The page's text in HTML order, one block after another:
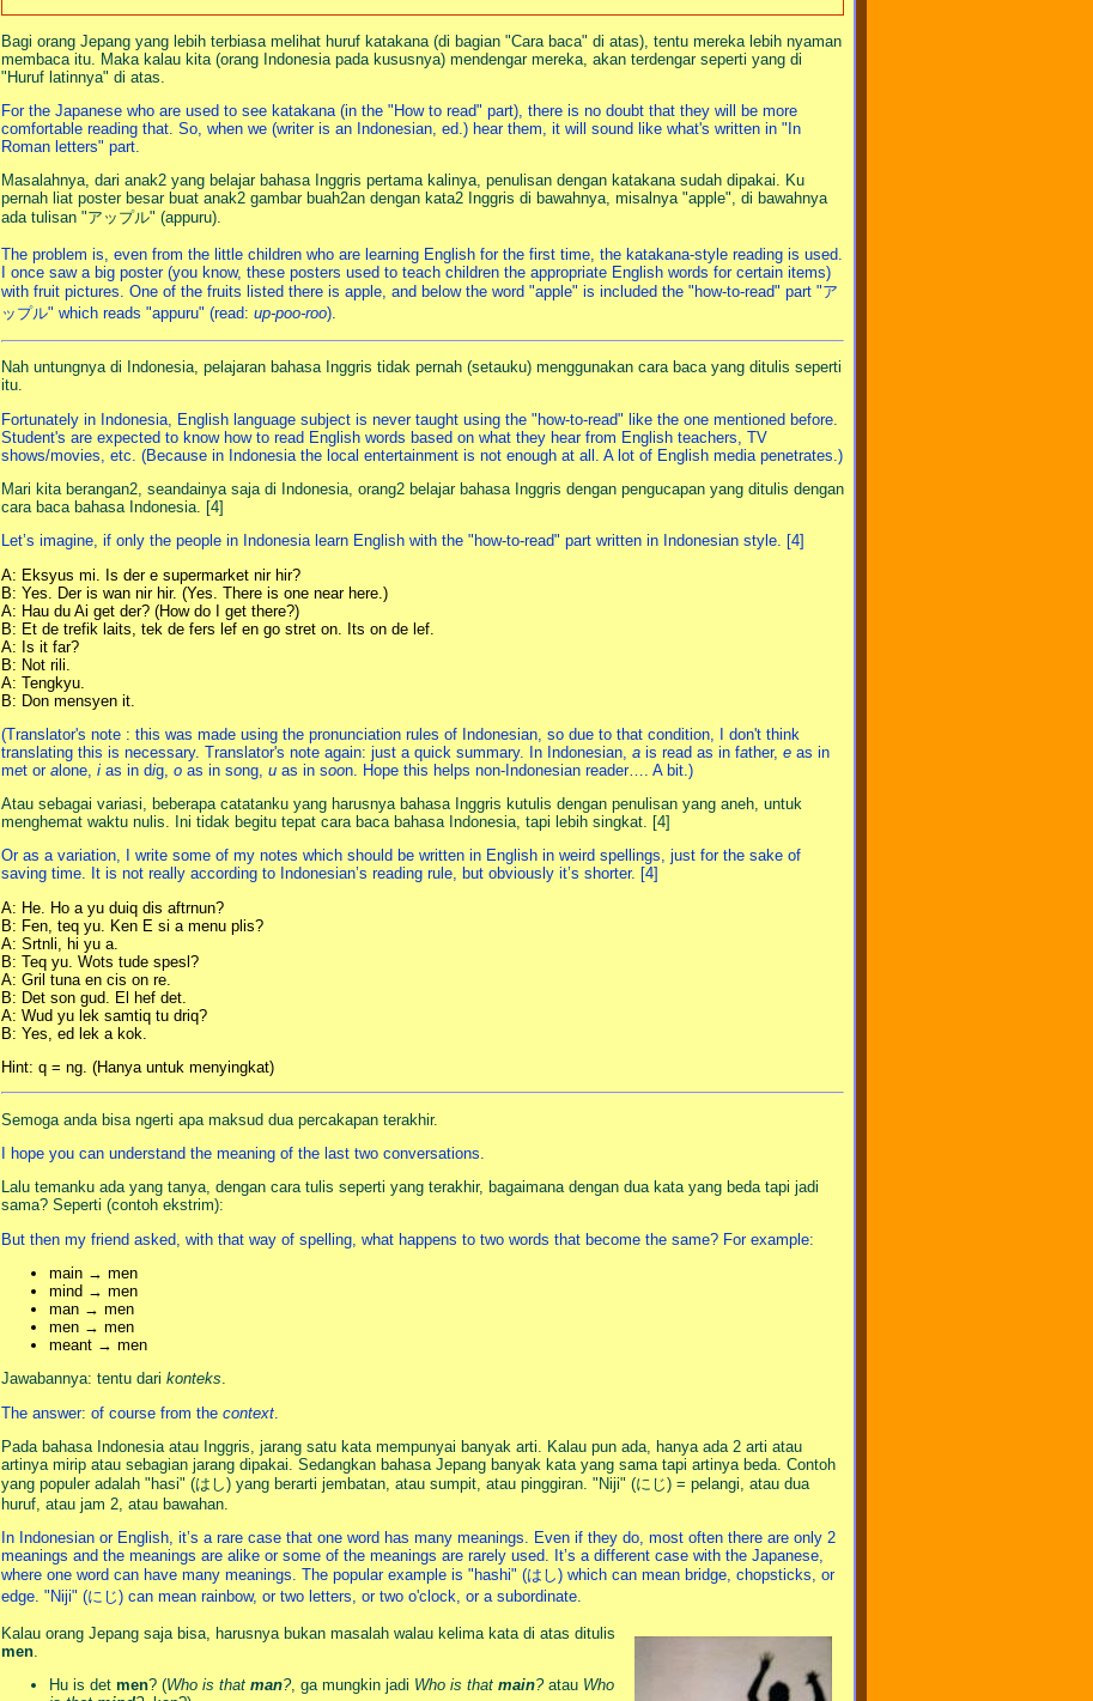
Bagi orang Jepang yang lebih terbiasa melihat huruf katakana (di bagian "Cara baca" di atas), tentu mereka lebih nyaman
membaca itu. Maka kalau kita (orang Indonesia pada kususnya) mendengar mereka, akan terdengar seperti yang di
"Huruf latinnya" di atas.
For the Japanese who are used to see katakana (in the "How to read" part), there is no doubt that they will be more
comfortable reading that. So, when we (writer is an Indonesian, ed.) hear them, it will sound like what's written in "In
Roman letters" part.
Masalahnya, dari anak2 yang belajar bahasa Inggris pertama kalinya, penulisan dengan katakana sudah dipakai. Ku
pernah liat poster besar buat anak2 gambar buah2an dengan kata2 Inggris di bawahnya, misalnya "apple", di bawahnya
ada tulisan "アップル" (appuru).
The problem is, even from the little children who are learning English for the first time, the katakana-style reading is used.
I once saw a big poster (you know, these posters used to teach children the appropriate English words for certain items)
with fruit pictures. One of the fruits listed there is apple, and below the word "apple" is included the "how-to-read" part "ア
ップル" which reads "appuru" (read: up-poo-roo).
Nah untungnya di Indonesia, pelajaran bahasa Inggris tidak pernah (setauku) menggunakan cara baca yang ditulis seperti
itu.
Fortunately in Indonesia, English language subject is never taught using the "how-to-read" like the one mentioned before.
Student's are expected to know how to read English words based on what they hear from English teachers, TV
shows/movies, etc. (Because in Indonesia the local entertainment is not enough at all. A lot of English media penetrates.)
Mari kita berangan2, seandainya saja di Indonesia, orang2 belajar bahasa Inggris dengan pengucapan yang ditulis dengan
cara baca bahasa Indonesia. [4]
Let’s imagine, if only the people in Indonesia learn English with the "how-to-read" part written in Indonesian style. [4]
A: Eksyus mi. Is der e supermarket nir hir?
B: Yes. Der is wan nir hir. (Yes. There is one near here.)
A: Hau du Ai get der? (How do I get there?)
B: Et de trefik laits, tek de fers lef en go stret on. Its on de lef.
A: Is it far?
B: Not rili.
A: Tengkyu.
B: Don mensyen it.
(Translator's note : this was made using the pronunciation rules of Indonesian, so due to that condition, I don't think
translating this is necessary. Translator's note again: just a quick summary. In Indonesian, a is read as in father, e as in
met or a lone, i as in dig, o as in song, u as in soon. Hope this helps non-Indonesian reader…. A bit.)
Atau sebagai variasi, beberapa catatanku yang harusnya bahasa Inggris kutulis dengan penulisan yang aneh, untuk
menghemat waktu nulis. Ini tidak begitu tepat cara baca bahasa Indonesia, tapi lebih singkat. [4]
Or as a variation, I write some of my notes which should be written in English in weird spellings, just for the sake of
saving time. It is not really according to Indonesian’s reading rule, but obviously it’s shorter. [4]
A: He. Ho a yu duiq dis aftrnun?
B: Fen, teq yu. Ken E si a menu plis?
A: Srtnli, hi yu a.
B: Teq yu. Wots tude spesl?
A: Gril tuna en cis on re.
B: Det son gud. El hef det.
A: Wud yu lek samtiq tu driq?
B: Yes, ed lek a kok.
Hint: q = ng. (Hanya untuk menyingkat)
Semoga anda bisa ngerti apa maksud dua percakapan terakhir.
I hope you can understand the meaning of the last two conversations.
Lalu temanku ada yang tanya, dengan cara tulis seperti yang terakhir, bagaimana dengan dua kata yang beda tapi jadi
sama? Seperti (contoh ekstrim):
But then my friend asked, with that way of spelling, what happens to two words that become the same? For example:
main → men
mind → men
man → men
men → men
meant → men
Jawabannya: tentu dari konteks.
The answer: of course from the context
Pada bahasa Indonesia atau Inggris, jarang satu kata mempunyai banyak arti. Kalau pun ada, hanya ada 2 arti atau
artinya mirip atau sebagian jarang dipakai. Sedangkan bahasa Jepang banyak kata yang sama tapi artinya beda. Contoh
yang populer adalah "hasi" (はし) yang berarti jembatan, atau sumpit, atau pinggiran. "Niji" (にじ) = pelangi, atau dua
huruf, atau jam 2, atau bawahan.
In Indonesian or English, it’s a rare case that one word has many meanings. Even if they do, most often there are only 2
meanings and the meanings are alike or some of the meanings are rarely used. It’s a different case with the Japanese,
where one word can have many meanings. The popular example is "hashi" (はし) which can mean bridge, chopsticks, or
edge. "Niji" (にじ) can mean rainbow, or two letters, or two o'clock, or a subordinate.
Kalau orang Jepang saja bisa, harusnya bukan masalah walau kelima kata di atas ditulis
men
Hu is det men? (Who is that man?, ga mungkin jadi Who is that main?atau Who